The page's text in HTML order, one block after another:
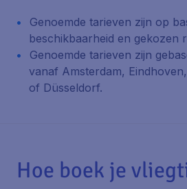
Genoemde tarieven zijn op
beschikbaarheid en gekozen
Genoemde tarieven zijn
vanaf Amsterdam,
of Düsseldorf.
Hoe boek je